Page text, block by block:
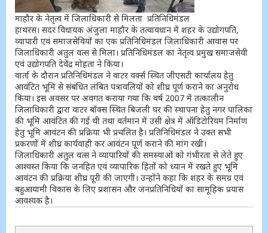
माहौर के नेतृत्व में जिलाधिकारी से मिलता प्रतिनिधिमंडल
हाथरस। सदर विधायक अंजुला माहौर के तत्वावधान में शहर के उद्योगपति,
व्यापारी एवं समाजसेवियों का एक प्रतिनिधिमंडल जिलाधिकारी आवास पर
जिलाधिकारी अतुल वत्स से मिला। प्रतिनिधिमंडल का नेतृत्व प्रमुख समाजसेवी
एवं उद्योगपति देवेंद्र मोहता ने किया।
वार्ता के दौरान प्रतिनिधिमंडल ने वाटर वर्क्स स्थित जीएसटी कार्यालय हेतु
आवंटित भूमि से संबंधित लंबित पत्रावलियों को शीघ्र पूर्ण कराने का अनुरोध
किया। इस अवसर पर अवगत कराया गया कि वर्ष 2007 में तत्कालीन
जिलाधिकारी द्वारा वाटर बॉक्स स्थित बिजली घर की स्थापना हेतु नगर पालिका
की भूमि आवंटित की गई थी तथा वर्तमान में उसी क्षेत्र में ऑडिटोरियम निर्माण
हेतु भूमि आवंटन की प्रक्रिया भी प्रचलित है। प्रतिनिधिमंडल ने उक्त सभी
प्रकरणों में शीघ्र कार्यवाही कर आवंटन पूर्ण कराने की मांग रखी।
जिलाधिकारी अतुल वत्स ने व्यापारियों की समस्याओं को गंभीरता से लेते हुए
आश्वस्त किया कि जनहित एवं व्यापारिक हितों को ध्यान में रखते हुए भूमि
आवंटन की प्रक्रिया शीघ्र पूरी की जाएगी। उन्होंने कहा कि शहर के समग्र एवं
बहुआयामी विकास के लिए प्रशासन और जनप्रतिनिधियों का सामूहिक प्रयास
आवश्यक है।